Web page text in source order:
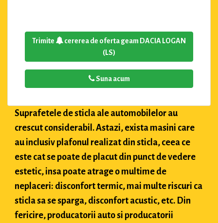
Trimite
cererea de oferta geam DACIA LOGAN
(LS)
Suna acum
Suprafetele de sticla ale automobilelor au
crescut considerabil. Astazi, exista masini care
au inclusiv plafonul realizat din sticla, ceea ce
este cat se poate de placut din punct de vedere
estetic, insa poate atrage o multime de
neplaceri: disconfort termic, mai multe riscuri ca
sticla sa se sparga, disconfort acustic, etc. Din
fericire, producatorii auto si producatorii